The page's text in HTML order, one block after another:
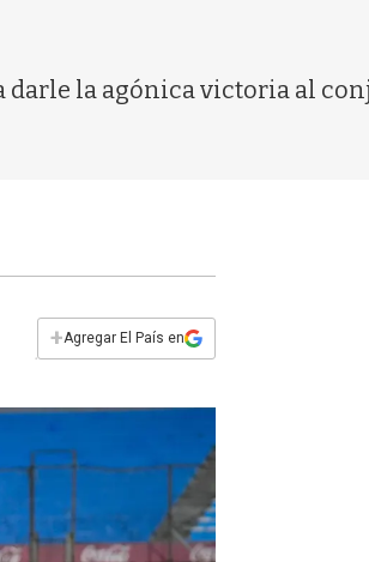
la agónica victoria al
+Agregar El País en